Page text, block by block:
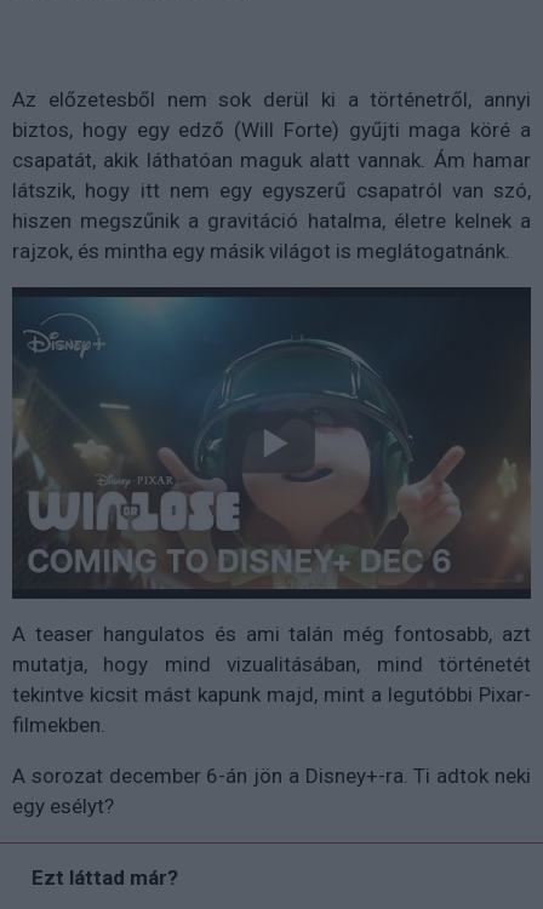
Az előzetesből nem sok derül ki a történetről, annyi
biztos, hogy egy edző (Will Forte) gyűjti maga köré a
csapatát, akik láthatóan maguk alatt vannak. Ám hamar
látszik, hogy itt nem egy egyszerű csapatról van szó,
hiszen megszűnik a gravitáció hatalma, életre kelnek a
rajzok, és mintha egy másik világot is meglátogatnánk.
A teaser hangulatos és ami talán még fontosabb, azt
mutatja, hogy mind vizualitásában, mind történetét
tekintve kicsit mást kapunk majd, mint a legutóbbi Pixar-
filmekben.
A sorozat december 6-án jön a Disney+-ra. Ti adtok neki
egy esélyt?
Ezt láttad már?